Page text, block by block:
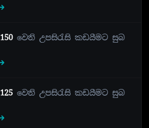
150වෙනි උපසිරැසි කඩයීමට සුබ
125 වෙනි උපසිරැසි කඩයීමට සුබ